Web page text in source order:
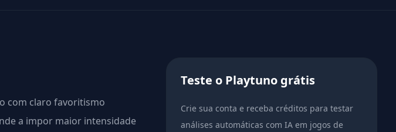
com claro favoritismo
a impor maior intensidade
Teste o Playtuno grátis
Crie sua conta e receba créditos para testar
análises automáticas com IA em jogos de